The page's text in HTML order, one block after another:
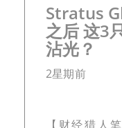
Stratus
之后 这3
沾光？
2星期前
【财经猎人